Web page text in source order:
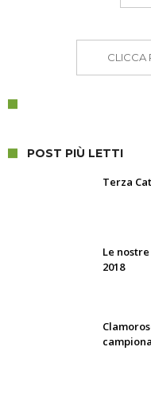
CLICCA
POST PIÙ LETTI
Terza
Le
2018